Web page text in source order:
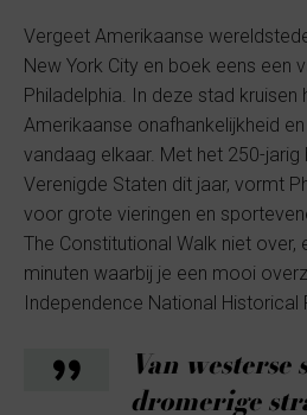
Vergeet Amerikaanse
New York City en boek eens een
Philadelphia. In deze stad kruisen
Amerikaanse onafhankelijkheid
vandaag elkaar. Met het 250-jarig
Verenigde Staten dit jaar, vormt
voor grote vieringen en
The Constitutional Walk niet
minuten waarbij je een mooi
Independence National Historical
Van westerse
dromerige